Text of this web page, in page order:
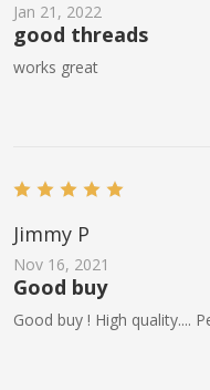
Jan 21, 2022
good threads
works great
Jimmy P
Nov 16, 2021
Good buy
Good buy ! High quality....